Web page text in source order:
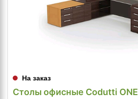
На заказ
Столы офисные Codutti ONE